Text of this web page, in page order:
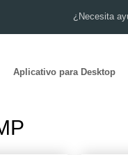
¿Necesita
Aplicativo para Desktop